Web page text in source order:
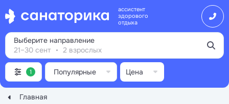
ассистент
здорового
отдыха
Главная
Выберите направление
21–30 сент
2 взрослых
1 Популярные Цена